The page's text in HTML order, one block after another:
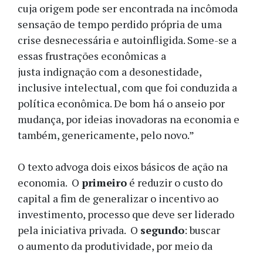
cuja origem pode ser encontrada na incômoda
sensação de tempo perdido própria de uma
crise desnecessária e autoinfligida. Some-se a
essas frustrações econômicas a
justa indignação com a desonestidade,
inclusive intelectual, com que foi conduzida a
política econômica. De bom há o anseio por
mudança, por ideias inovadoras na economia e
também, genericamente, pelo novo.”
O texto advoga dois eixos básicos de ação na
economia. O primeiro é reduzir o custo do
capital a fim de generalizar o incentivo ao
investimento, processo que deve ser liderado
pela iniciativa privada. O segundo: buscar
o aumento da produtividade, por meio da